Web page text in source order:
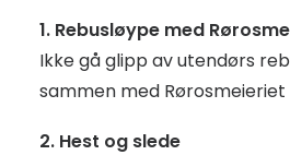
1. Rebusløype med
Ikke gå glipp av utendørs
sammen med
2. Hest og slede